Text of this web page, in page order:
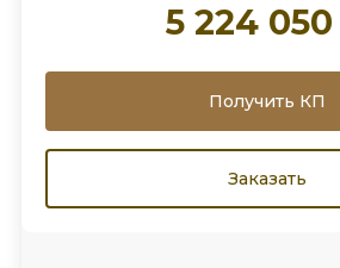
5 224
Получить КП
Заказать